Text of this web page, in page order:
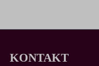
KONTAKT